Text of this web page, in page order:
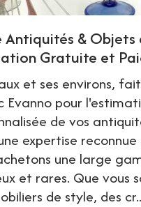
Antiquités & Objets
Gratuite et
et ses environs,
Evanno pour
de vos
expertise
une large
et rares. Que vous
de style, des